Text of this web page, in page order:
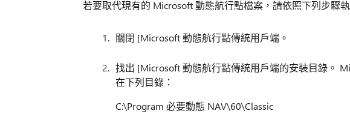
若要取代現有的 Microsoft 動態航行點檔案，請依照下列步驟執
關閉 [Microsoft 動態航行點傳統用戶端。
找出 [Microsoft 動態航行點傳統用戶端的安裝目錄。
在下列目錄：
C:\Program 必要動態 NAV\60\Classic